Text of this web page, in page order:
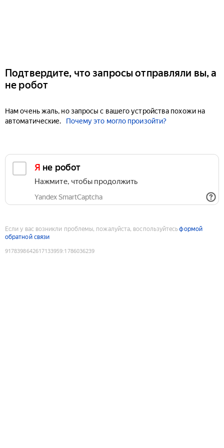
Подтвердите, что запросы отправляли вы, а
не робот
Нам очень жаль, но запросы с вашего устройства похожи на
автоматические.
Почему это могло произойти?
Я не робот
Нажмите, чтобы продолжить
Yandex SmartCaptcha
Если у вас возникли проблемы, пожалуйста, воспользуйтесьформой
обратной связи
9178398642617133959:1786036239